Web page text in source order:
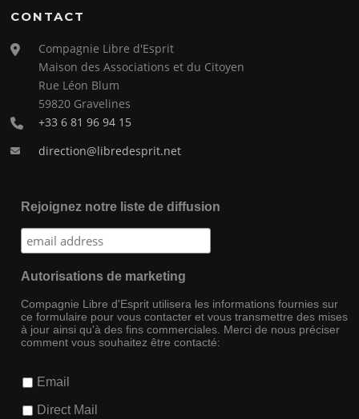
CONTACT
Compagnie Libre d'Esprit
Maison des Associations et du Citoyen
Rue Léon Blum
59820 Gravelines
+33 6 81 96 94 15
direction@libredesprit.net
Rejoignez notre liste de diffusion
Autorisations de marketing
Compagnie Libre d'Esprit utilisera les informations fournies sur
ce formulaire pour vous contacter et vous transmettre des mises
à jour ainsi qu'à des fins commerciales. Merci de nous préciser
comment vous souhaitez être contacté:
Email
Direct Mail